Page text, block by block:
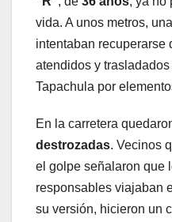
vida. A unos metros,
intentaban recuperarse
atendidos y
Tapachula por
En la carretera
destrozadas. Vecinos
el golpe señalaron que
responsables viajaban
su versión, hicieron un